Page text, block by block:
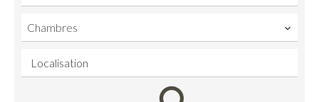
Chambres
Localisation